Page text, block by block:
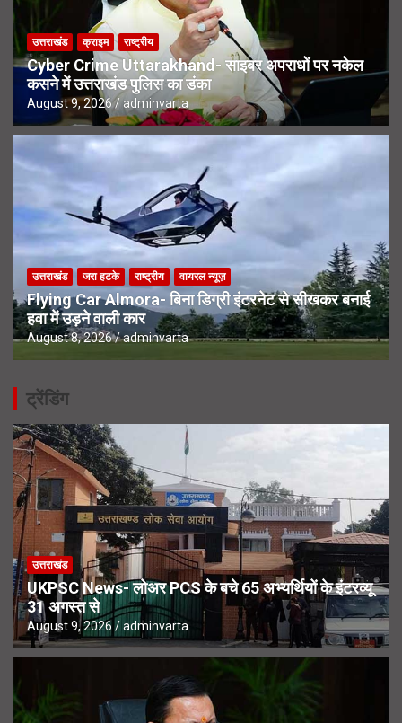
उत्तराखंड क्राइम राष्ट्रीय
Cyber Crime Uttarakhand- साइबर अपराधों पर नकेल
कसने में उत्तराखंड पुलिस का डंका
August 9, 2026 adminvarta
उत्तराखंड जरा हटके राष्ट्रीय वायरल न्यूज़
Flying Car Almora- बिना डिग्री इंटरनेट से सीखकर बनाई
हवा में उड़ने वाली कार
August 8, 2026 adminvarta
ट्रेंडिंग
उत्तराखंड
UKPSC News- लोअर PCS के बचे 65 अभ्यर्थियों के इंटरव्यू
31 अगस्त से
August 9, 2026 adminvarta